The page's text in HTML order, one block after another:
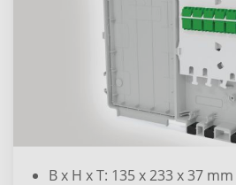
B x H x T: 135 x 233 x 37 mm